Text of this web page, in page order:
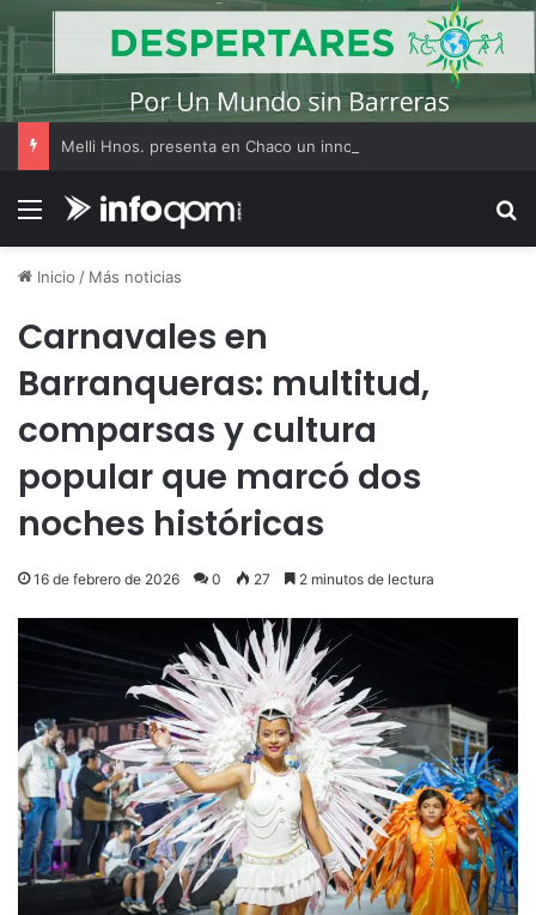
Menú
Inicio / Más noticias
Carnavales en
Barranqueras: multitud,
comparsas y cultura
popular que marcó dos
noches históricas
16 de febrero de 2026 0 27 2 minutos de lectura